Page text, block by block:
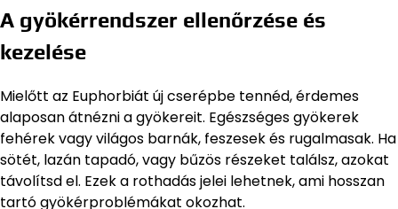
A gyökérrendszer ellenőrzése és
kezelése
Mielőtt az Euphorbiát új cserépbe tennéd, érdemes
alaposan átnézni a gyökereit. Egészséges gyökerek
fehérek vagy világos barnák, feszesek és rugalmasak. Ha
sötét, lazán tapadó, vagy bűzös részeket találsz, azokat
távolítsd el. Ezek a rothadás jelei lehetnek, ami hosszan
tartó gyökérproblémákat okozhat.